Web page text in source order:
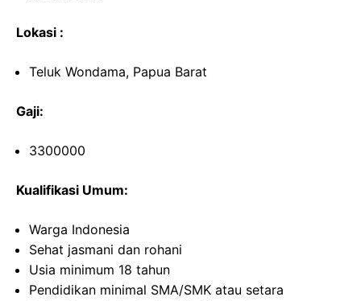
Lokasi :
Teluk Wondama, Papua Barat
Gaji:
3300000
Kualifikasi Umum:
Warga Indonesia
Sehat jasmani dan rohani
Usia minimum 18 tahun
Pendidikan minimal SMA/SMK atau setara